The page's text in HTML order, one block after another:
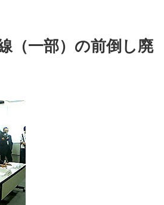
（一部）の前倒し廃